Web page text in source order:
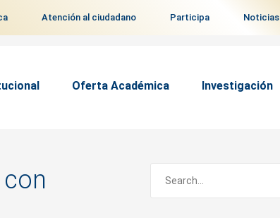
Atención al ciudadano Participa Noticias
Oferta Académica Investigación